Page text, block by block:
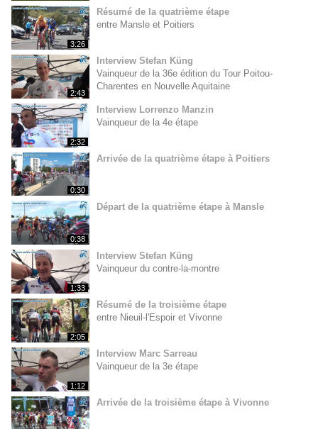
3:26
Résumé de la quatrième étape
entre Mansle et Poitiers
2:43
Interview Stefan Küng
Vainqueur de la 36e édition du Tour Poitou-
Charentes en Nouvelle Aquitaine
2:32
Interview Lorrenzo Manzin
Vainqueur de la 4e étape
0:30
Arrivée de la quatrième étape à Poitiers
0:38
Départ de la quatrième étape à Mansle
1:33
Interview Stefan Küng
Vainqueur du contre-la-montre
2:05
Résumé de la troisième étape
entre Nieuil-l'Espoir et Vivonne
1:12
Interview Marc Sarreau
Vainqueur de la 3e étape
Arrivée de la troisième étape à Vivonne